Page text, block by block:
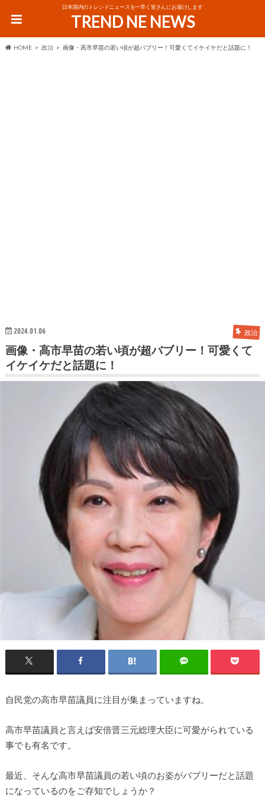
日本国内のトレンドニュースを一早く皆さんにお届けします
TREND NE NEWS
HOME 政治 画像・高市早苗の若い頃が超バブリー！可愛くてイケイケだと話題に！
2024.01.06 政治
画像・高市早苗の若い頃が超バブリー！可愛くて
イケイケだと話題に！
自民党の高市早苗議員に注目が集まっていますね。
高市早苗議員と言えば安倍晋三元総理大臣に可愛がられている
事でも有名です。
最近、そんな高市早苗議員の若い頃のお姿がバブリーだと話題
になっているのをご存知でしょうか？